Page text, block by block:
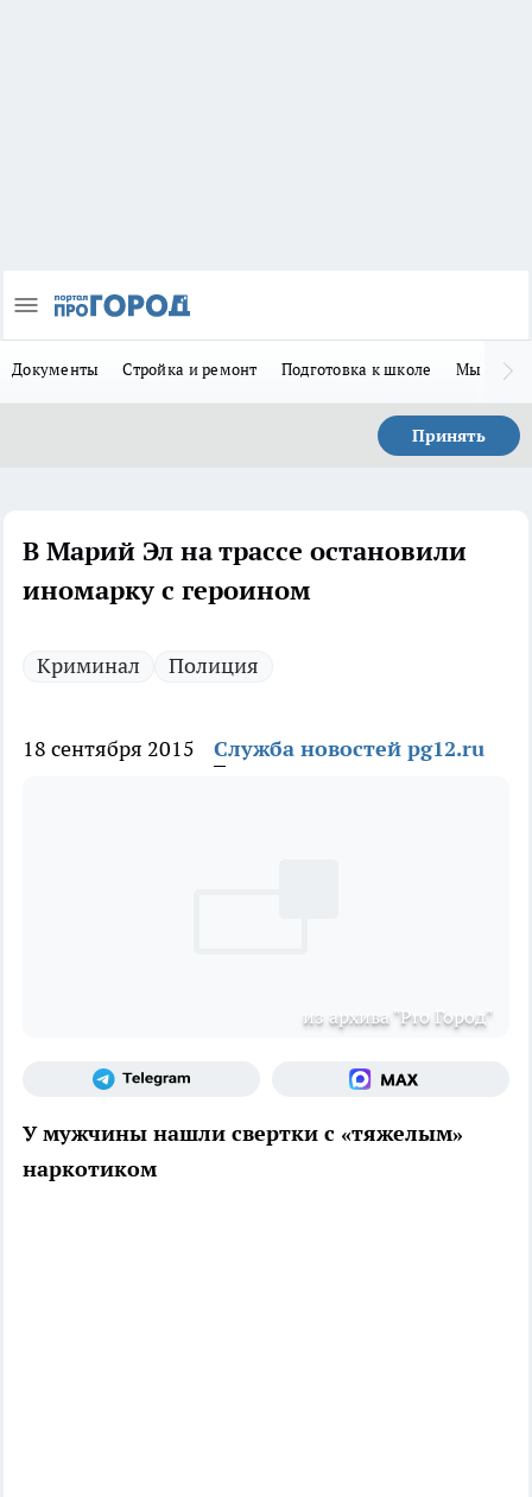
Документы Стройка и ремонт Подготовка к школе Мы в MAX
Принять
В Марий Эл на трассе остановили
иномарку с героином
Криминал Полиция
18 сентября 2015 Служба новостей pg12.ru
из архива "Pro Город"
У мужчины нашли свертки с «тяжелым»
наркотиком